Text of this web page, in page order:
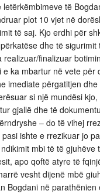
letërkëmbimeve të
plot 10 vjet në
të saj. Kjo erdhi për
dhe të sigurimit
realizuar/finalizuar
e ka mbartur në vete për
imediate përgatitjen
si një mundësi
gjallë dhe të
– do të vihej
ishte e rrezikuar jo
mbi të të gjuhëve
apo qoftë atyre të
vesht dijenë mbë
Bogdani në